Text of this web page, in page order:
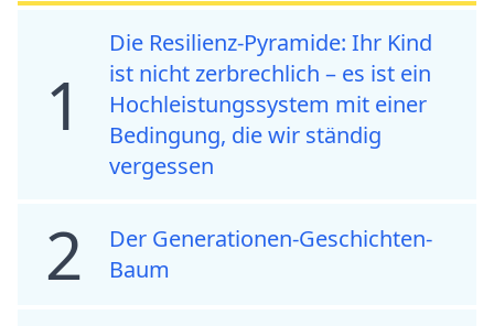
1
Die Resilienz-Pyramide: Ihr Kind
ist nicht zerbrechlich – es ist ein
Hochleistungssystem mit einer
Bedingung, die wir ständig
vergessen
2
Der Generationen-Geschichten-
Baum